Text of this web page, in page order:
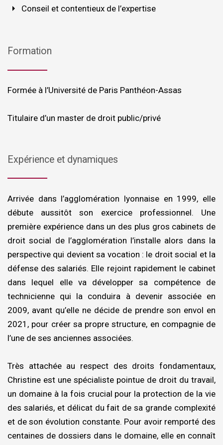
arrow_right Conseil et contentieux de l’expertise
Formation
Formée à l’Université de Paris Panthéon-Assas
Titulaire d’un master de droit public/privé
Expérience et dynamiques
Arrivée dans l’agglomération lyonnaise en 1999, elle
débute aussitôt son exercice professionnel. Une
première expérience dans un des plus gros cabinets de
droit social de l’agglomération l’installe alors dans la
perspective qui devient sa vocation : le droit social et la
défense des salariés. Elle rejoint rapidement le cabinet
dans lequel elle va développer sa compétence de
technicienne qui la conduira à devenir associée en
2009, avant qu’elle ne décide de prendre son envol en
2021, pour créer sa propre structure, en compagnie de
l’une de ses anciennes associées.
Très attachée au respect des droits fondamentaux,
Christine est une spécialiste pointue de droit du travail,
un domaine à la fois crucial pour la protection de la vie
des salariés, et délicat du fait de sa grande complexité
et de son évolution constante. Pour avoir remporté des
centaines de dossiers dans le domaine, elle en connaît